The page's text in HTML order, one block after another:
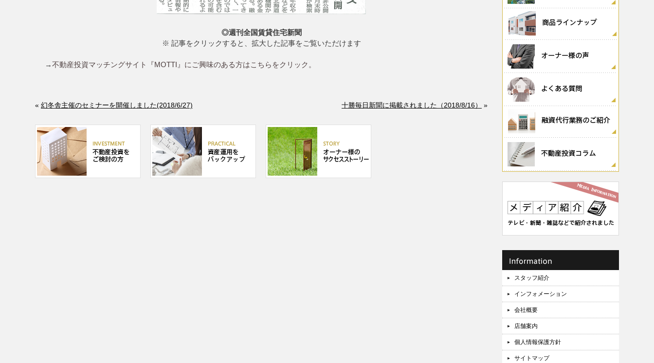
◎週刊全国賃貸住宅新聞
※ 記事をクリックすると、拡大した記事をご覧いただけます
→不動産投資マッチングサイト『MOTTI』にご興味のある方はこちらをクリック。
« 幻冬舎主催のセミナーを開催しました(2018/6/27) 十勝毎日新聞に掲載されました（2018/8/16） »
スタッフ紹介
インフォメーション
会社概要
店舗案内
個人情報保護方針
サイトマップ